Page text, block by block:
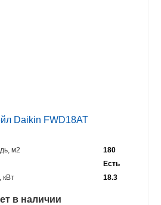
Daikin FWD18AT
м2
180
Есть
кВт
18.3
в наличии